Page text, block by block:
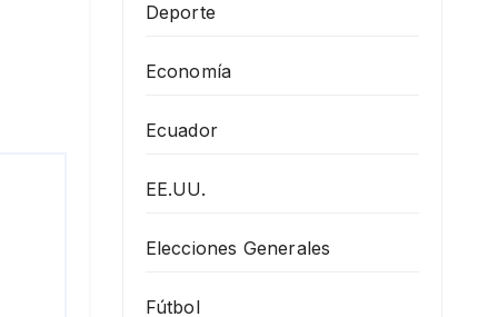
Deporte
Economía
Ecuador
EE.UU.
Elecciones Generales
Fútbol